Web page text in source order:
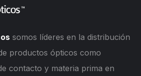
somos líderes en la distribución
productos ópticos como
contacto y materia prima en